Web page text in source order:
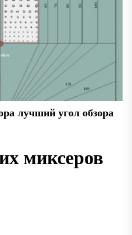
лучший угол обзора
миксеров